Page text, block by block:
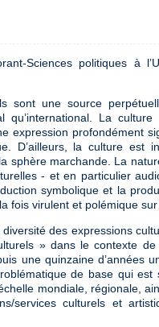
Sciences politiques à
sont une source
qu’international. La culture
expression profondément
D’ailleurs, la culture est
sphère marchande. La
- et en particulier
symbolique et la
fois virulent et polémique
des expressions
» dans le contexte de
une quinzaine d’années
de base qui est
mondiale, régionale,
services culturels et